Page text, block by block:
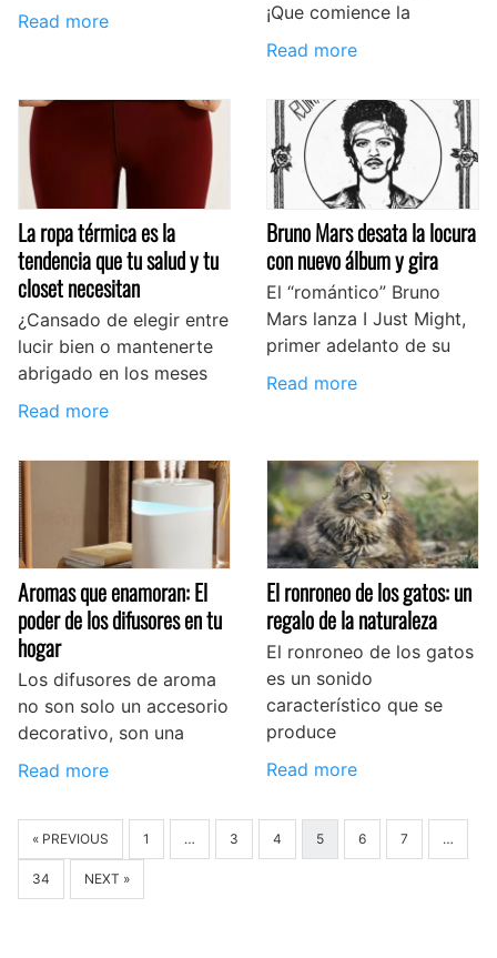
Read more
¡Que comience la
Read more
La ropa térmica es la
tendencia que tu salud y tu
closet necesitan
¿Cansado de elegir entre
lucir bien o mantenerte
abrigado en los meses
Read more
Bruno Mars desata la locura
con nuevo álbum y gira
El “romántico” Bruno
Mars lanza I Just Might,
primer adelanto de su
Read more
Aromas que enamoran: El
poder de los difusores en tu
hogar
Los difusores de aroma
no son solo un accesorio
decorativo, son una
Read more
El ronroneo de los gatos: un
regalo de la naturaleza
El ronroneo de los gatos
es un sonido
característico que se
produce
Read more
« PREVIOUS 1 … 3 4 5 6 7 …
34 NEXT »